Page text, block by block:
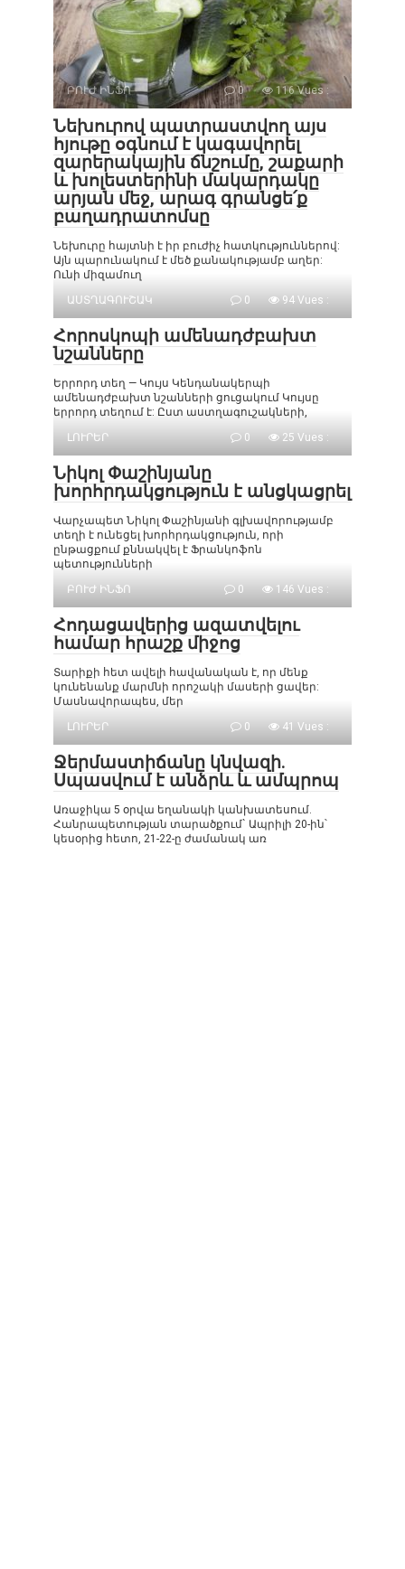
ԲՈՒԺ ԻՆՖՈ 0 116 Vues :
Նեխուրով պատրաստվող այս
հյութը օգնում է կագավորել
զարերակային ճնշումը, շաքարի
և խոլեստերինի մակարդակը
արյան մեջ, արագ գրանցե՛ք
բաղադրատոմսը
Նեխուրը հայտնի է իր բուժիչ հատկություններով:
Այն պարունակում է մեծ քանակությամբ աղեր:
Ունի միզամուղ
ԱՍՏՂԱԳՈՒՇԱԿ
0 94 Vues :
Հորոսկոպի ամենադժբախտ
նշանները
Երրորդ տեղ — Կույս Կենդանակերպի
ամենադժբախտ նշանների ցուցակում Կույսը
երրորդ տեղում է: Ըստ աստղագուշակների,
ԼՈՒՐԵՐ
0 25 Vues :
Նիկոլ Փաշինյանը
խորհրդակցություն է անցկացրել
Վարչապետ Նիկոլ Փաշինյանի գլխավորությամբ
տեղի է ունեցել խորհրդակցություն, որի
ընթացքում քննակվել է Ֆրանկոֆոն
պետությունների
ԲՈՒԺ ԻՆՖՈ
0 146 Vues :
Հոդացավերից ազատվելու
համար հրաշք միջոց
Տարիքի հետ ավելի հավանական է, որ մենք
կունենանք մարմնի որոշակի մասերի ցավեր:
Մասնավորապես, մեր
ԼՈՒՐԵՐ
0 41 Vues :
Ջերմաստիճանը կնվազի.
Սպասվում է անձրև և ամպրոպ
Առաջիկա 5 օրվա եղանակի կանխատեսում.
Հանրապետության տարածքում` Ապրիլի 20-ին՝
կեսօրից հետո, 21-22-ը ժամանակ առ